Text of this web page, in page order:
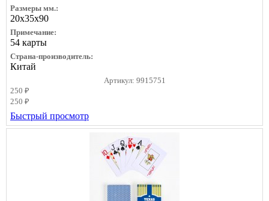
Размеры мм.:
20х35х90
Примечание:
54 карты
Страна-производитель:
Китай
Артикул: 9915751
250 ₽
250 ₽
Быстрый просмотр